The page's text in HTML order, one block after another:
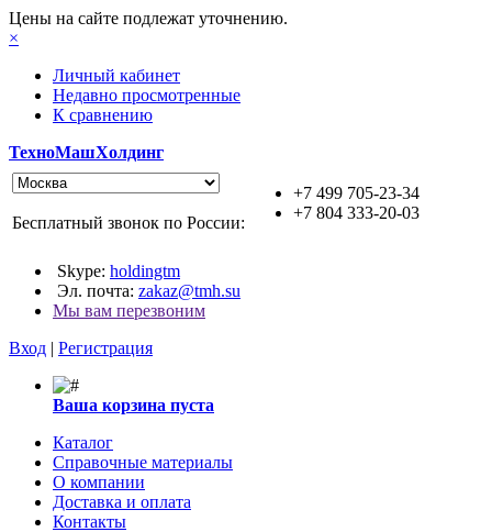
Цены на сайте подлежат уточнению.
×
Личный кабинет
Недавно просмотренные
К сравнению
ТехноМашХолдинг
+7 499 705-23-34
+7 804 333-20-03
Бесплатный звонок по России:
Skype: holdingtm
Эл. почта: zakaz@tmh.su
Мы вам перезвоним
Вход | Регистрация
Ваша корзина пуста
Каталог
Справочные материалы
О компании
Доставка и оплата
Контакты